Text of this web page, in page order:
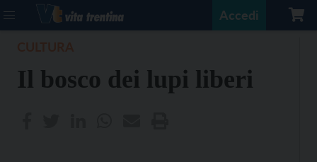
Accedi
Il bosco dei lupi liberi